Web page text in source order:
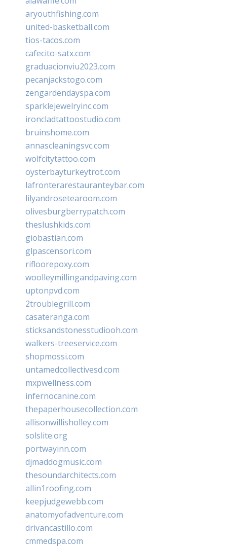
aryouthfishing.com
united-basketball.com
tios-tacos.com
cafecito-satx.com
graduacionviu2023.com
pecanjackstogo.com
zengardendayspa.com
sparklejewelryinc.com
ironcladtattoostudio.com
bruinshome.com
annascleaningsvc.com
wolfcitytattoo.com
oysterbayturkeytrot.com
lafronterarestauranteybar.com
lilyandrosetearoom.com
olivesburgberrypatch.com
theslushkids.com
giobastian.com
glpascensori.com
rifloorepoxy.com
woolleymillingandpaving.com
uptonpvd.com
2troublegrill.com
casateranga.com
sticksandstonesstudiooh.com
walkers-treeservice.com
shopmossi.com
untamedcollectivesd.com
mxpwellness.com
infernocanine.com
thepaperhousecollection.com
allisonwillisholley.com
solslite.org
portwayinn.com
djmaddogmusic.com
thesoundarchitects.com
allin1roofing.com
keepjudgewebb.com
anatomyofadventure.com
drivancastillo.com
cmmedspa.com